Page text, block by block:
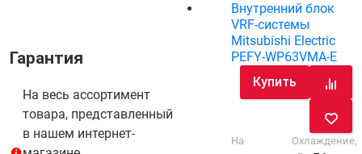
Гарантия
На весь ассортимент
товара, представленный
в нашем интернет-
Внутренний блок
VRF-системы
Mitsubishi Electric
PEFY-WP63VMA-E
Купить
На
Охлаждение,